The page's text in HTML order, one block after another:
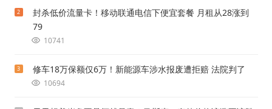
2
封杀低价流量卡！移动联通电信下便宜套餐 月租从28涨到
79
10741
3 修车18万保额仅6万！新能源车涉水报废遭拒赔 法院判了
10694